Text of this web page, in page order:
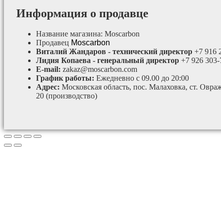
Информация о продавце
Название магазина: Moscarbon
Продавец Moscarbon
Виталий Жандаров - технический директор +7 916
Лидия Копаева - генеральный директор +7 926
E-mail: zakaz@moscarbon.com
График работы: Ежедневно с 09.00 до 20:00
Адрес: Московская область, пос. Малаховка, ст.
20 (производство)